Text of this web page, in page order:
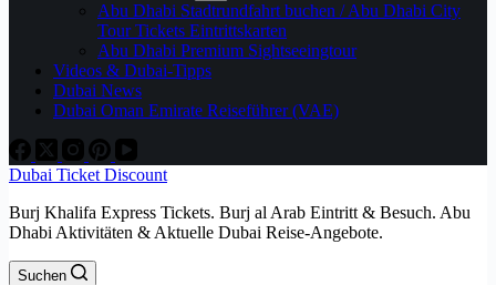
Abu Dhabi Stadtrundfahrt buchen / Abu Dhabi City
Tour Tickets Eintrittskarten
Abu Dhabi Premium Sightseeingtour
Videos & Dubai-Tipps
Dubai News
Dubai Oman Emirate Reiseführer (VAE)
Dubai Ticket Discount
Burj Khalifa Express Tickets. Burj al Arab Eintritt & Besuch. Abu
Dhabi Aktivitäten & Aktuelle Dubai Reise-Angebote.
Suchen